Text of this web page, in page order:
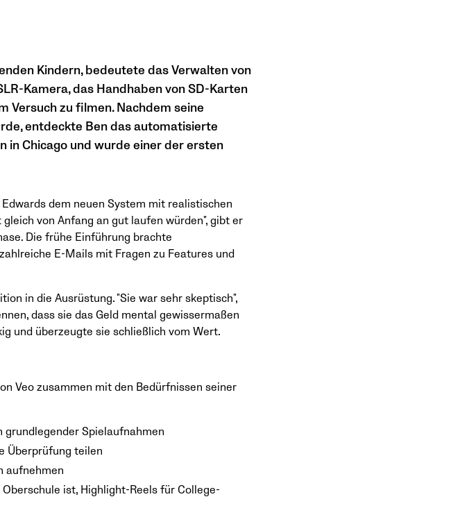
Kindern, bedeutete das Verwalten von
Kamera, das Handhaben von SD-Karten
Versuch zu filmen. Nachdem seine
entdeckte Ben das automatisierte
in Chicago und wurde einer der ersten
dem neuen System mit realistischen
von Anfang an gut laufen würden", gibt er
Die frühe Einführung brachte
E-Mails mit Fragen zu Features und
in die Ausrüstung. "Sie war sehr skeptisch",
dass sie das Geld mental gewissermaßen
und überzeugte sie schließlich vom Wert.
Veo zusammen mit den Bedürfnissen seiner
grundlegender Spielaufnahmen
Überprüfung teilen
aufnehmen
ist, Highlight-Reels für College-